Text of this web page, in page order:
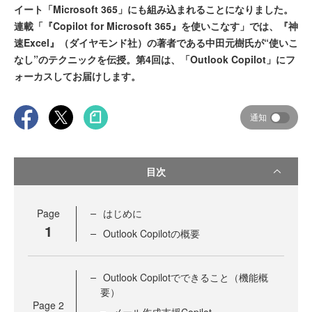
イート「Microsoft 365」にも組み込まれることになりました。
連載「『Copilot for Microsoft 365』を使いこなす」では、『神
速Excel』（ダイヤモンド社）の著者である中田元樹氏が“使いこ
なし”のテクニックを伝授。第4回は、「Outlook Copilot」にフ
ォーカスしてお届けします。
通知
目次
Page
1
はじめに
Outlook Copilotの概要
Page 2
Outlook Copilotでできること（機能概
要）